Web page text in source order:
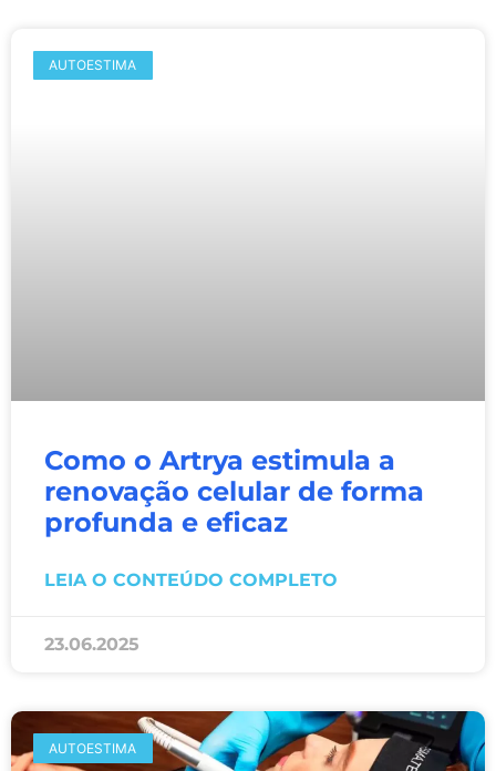
AUTOESTIMA
Como o Artrya estimula a
renovação celular de forma
profunda e eficaz
LEIA O CONTEÚDO COMPLETO
23.06.2025
AUTOESTIMA